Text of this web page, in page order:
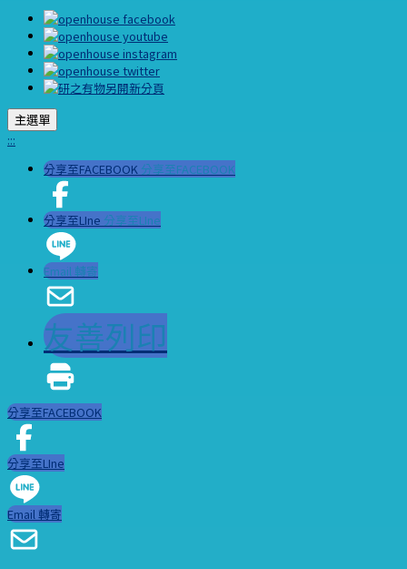
主選單
:::
分享至FACEBOOK 分享至FACEBOOK
分享至LIne 分享至LIne
Email 轉寄
友善列印
分享至FACEBOOK
分享至LIne
Email 轉寄